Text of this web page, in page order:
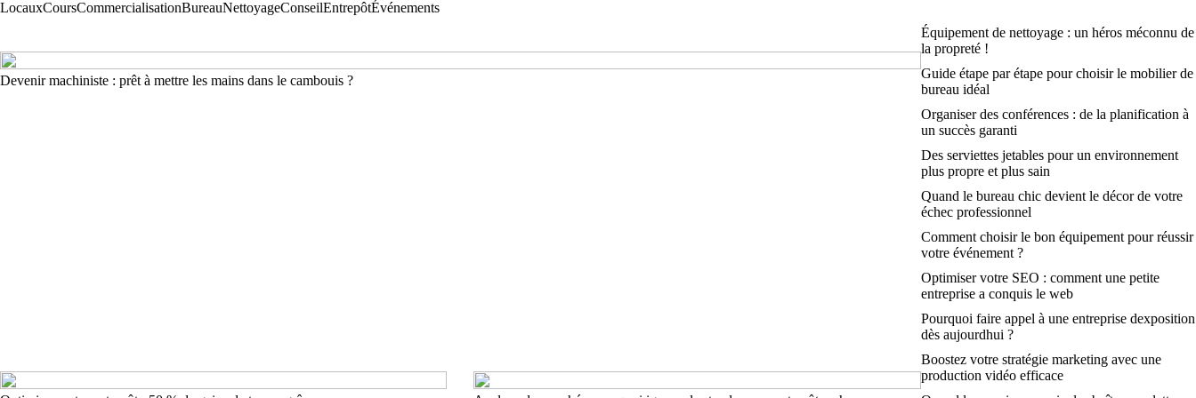
LocauxCoursCommercialisationBureauNettoyageConseilEntrepôtÉvénements
Devenir machiniste : prêt à mettre les mains dans le cambouis ?
Équipement de nettoyage : un héros méconnu de
la propreté !
Guide étape par étape pour choisir le mobilier de
bureau idéal
Organiser des conférences : de la planification à
un succès garanti
Des serviettes jetables pour un environnement
plus propre et plus sain
Quand le bureau chic devient le décor de votre
échec professionnel
Comment choisir le bon équipement pour réussir
votre événement ?
Optimiser votre SEO : comment une petite
entreprise a conquis le web
Pourquoi faire appel à une entreprise dexposition
dès aujourdhui ?
Boostez votre stratégie marketing avec une
production vidéo efficace